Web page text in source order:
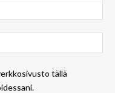
tällä